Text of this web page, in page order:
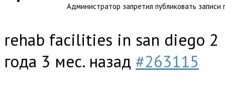
Администратор запретил публиковать записи
rehab facilities in san diego 2
года 3 мес. назад #263115